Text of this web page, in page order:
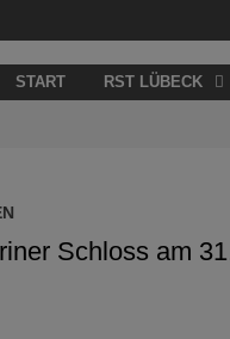
START
RST LÜBECK
Schloss am